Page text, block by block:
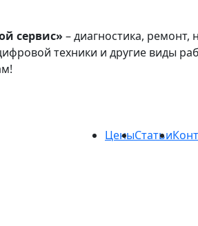
сервис» – диагностика, ремонт,
техники и другие виды
ЦеныСтатьи